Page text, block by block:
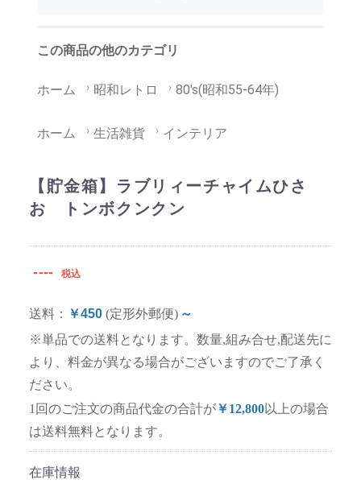
この商品の他のカテゴリ
ホーム 昭和レトロ 80's(昭和55-64年)
ホーム 生活雑貨 インテリア
【貯金箱】ラブリィーチャイムひさ
お トンボクンクン
---- 税込
送料： ￥450 (定形外郵便) ～
※単品での送料となります。数量,組み合せ,配送先に
より、料金が異なる場合がございますのでご了承く
ださい。
1回のご注文の商品代金の合計が￥12,800以上の場合
は送料無料となります。
在庫情報